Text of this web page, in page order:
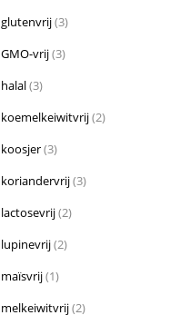
glutenvrij(3)
GMO-vrij(3)
halal(3)
koemelkeiwitvrij(2)
koosjer(3)
koriandervrij(3)
lactosevrij(2)
lupinevrij(2)
maïsvrij(1)
melkeiwitvrij(2)